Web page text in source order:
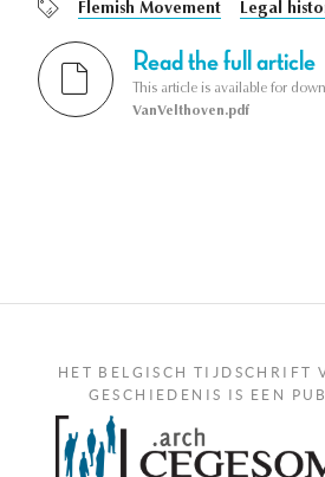
Flemish Movement Legal
Read the full article
This article is available for
VanVelthoven.pdf
HET BELGISCH TIJDSCHRIFT
GESCHIEDENIS IS EEN